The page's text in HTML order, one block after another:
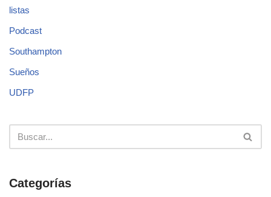
listas
Podcast
Southampton
Sueños
UDFP
Categorías